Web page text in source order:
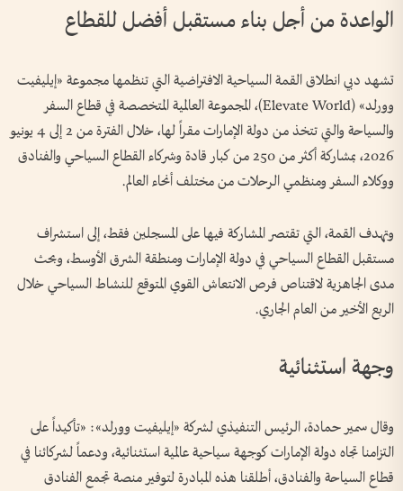
الواعدة من أجل بناء مستقبل أفضل للقطاع
تشهد دبي انطلاق القمة السياحية الافتراضية التي تنظمها مجموعة «إيليفيت
وورلد» (Elevate World)، المجموعة العالمية المتخصصة في قطاع السفر
والسياحة والتي تتخذ من دولة الإمارات مقراً لها، خلال الفترة من 2 إلى 4 يونيو
2026، بمشاركة أكثر من 250 من كبار قادة وشركاء القطاع السياحي والفنادق
ووكلاء السفر ومنظمي الرحلات من مختلف أنحاء العالم.
وتهدف القمة، التي تقتصر المشاركة فيها على المسجلين فقط، إلى استشراف
مستقبل القطاع السياحي في دولة الإمارات ومنطقة الشرق الأوسط، وبحث
مدى الجاهزية لاقتناص فرص الانتعاش القوي المتوقع للنشاط السياحي خلال
الربع الأخير من العام الجاري.
وجهة استثنائية
وقال سمير حمادة، الرئيس التنفيذي لشركة «إيليفيت وورلد»: «تأكيداً على
التزامنا تجاه دولة الإمارات كوجهة سياحية عالمية استثنائية، ودعماً لشركائنا في
قطاع السياحة والفنادق، أطلقنا هذه المبادرة لتوفير منصة تجمع الفنادق